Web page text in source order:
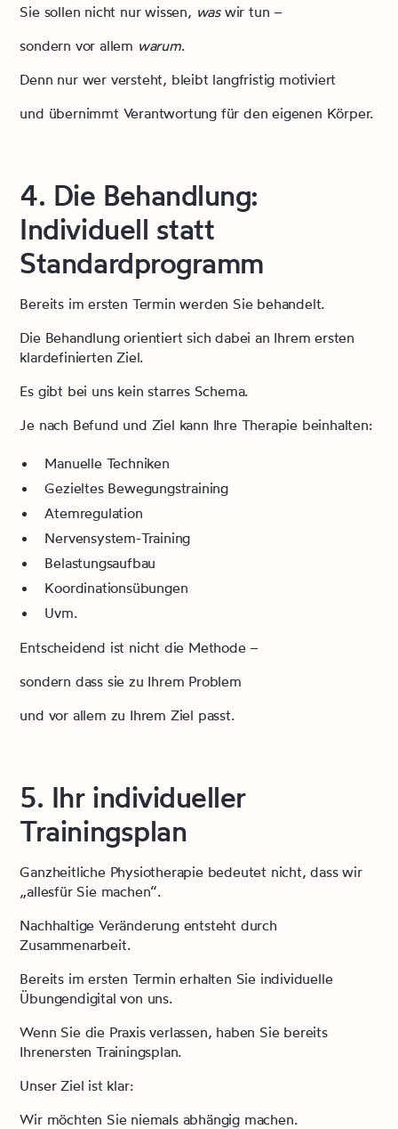
Sie sollen nicht nur wissen, waswir tun –
sondern vor allem warum.
Denn nur wer versteht, bleibt langfristig motiviert
und übernimmt Verantwortung für den eigenen Körper.
4. Die Behandlung:
Individuell statt
Standardprogramm
Bereits im ersten Termin werden Sie behandelt.
Die Behandlung orientiert sich dabei an Ihrem ersten
klardefinierten Ziel.
Es gibt bei uns kein starres Schema.
Je nach Befund und Ziel kann Ihre Therapie beinhalten:
Manuelle Techniken
Gezieltes Bewegungstraining
Atemregulation
Nervensystem-Training
Belastungsaufbau
Koordinationsübungen
Uvm.
Entscheidend ist nicht die Methode –
sondern dass sie zu Ihrem Problem
und vor allem zu Ihrem Ziel passt.
5. Ihr individueller
Trainingsplan
Ganzheitliche Physiotherapie bedeutet nicht, dass wir
„allesfür Sie machen“.
Nachhaltige Veränderung entsteht durch
Zusammenarbeit.
Bereits im ersten Termin erhalten Sie individuelle
Übungendigital von uns.
Wenn Sie die Praxis verlassen, haben Sie bereits
Ihrenersten Trainingsplan.
Unser Ziel ist klar:
Wir möchten Sie niemals abhängig machen.